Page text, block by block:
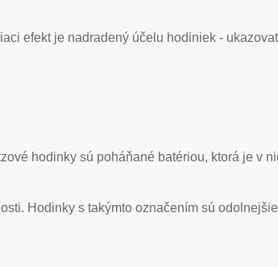
efekt je nadradený účelu hodiniek -
hodinky sú poháňané batériou, ktorá je v
Hodinky s takýmto označením sú